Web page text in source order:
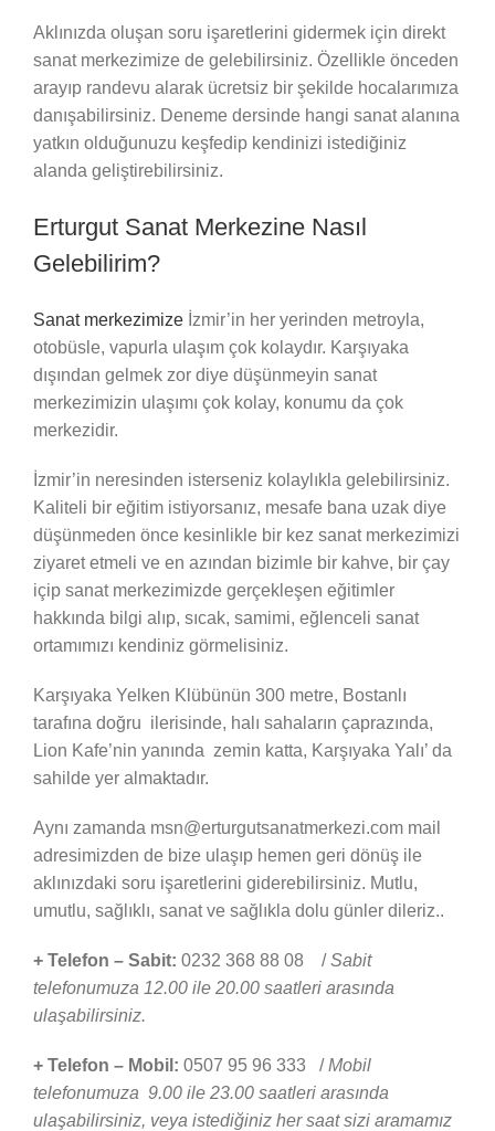
Aklınızda oluşan soru işaretlerini gidermek için direkt
sanat merkezimize de gelebilirsiniz. Özellikle önceden
arayıp randevu alarak ücretsiz bir şekilde hocalarımıza
danışabilirsiniz. Deneme dersinde hangi sanat alanına
yatkın olduğunuzu keşfedip kendinizi istediğiniz
alanda geliştirebilirsiniz.
Erturgut Sanat Merkezine Nasıl
Gelebilirim?
Sanat merkezimize İzmir’in her yerinden metroyla,
otobüsle, vapurla ulaşım çok kolaydır. Karşıyaka
dışından gelmek zor diye düşünmeyin sanat
merkezimizin ulaşımı çok kolay, konumu da çok
merkezidir.
İzmir’in neresinden isterseniz kolaylıkla gelebilirsiniz.
Kaliteli bir eğitim istiyorsanız, mesafe bana uzak diye
düşünmeden önce kesinlikle bir kez sanat merkezimizi
ziyaret etmeli ve en azından bizimle bir kahve, bir çay
içip sanat merkezimizde gerçekleşen eğitimler
hakkında bilgi alıp, sıcak, samimi, eğlenceli sanat
ortamımızı kendiniz görmelisiniz.
Karşıyaka Yelken Klübünün 300 metre, Bostanlı
tarafına doğru ilerisinde, halı sahaların çaprazında,
Lion Kafe’nin yanında zemin katta, Karşıyaka Yalı’ da
sahilde yer almaktadır.
Aynı zamanda msn@erturgutsanatmerkezi.com mail
adresimizden de bize ulaşıp hemen geri dönüş ile
aklınızdaki soru işaretlerini giderebilirsiniz. Mutlu,
umutlu, sağlıklı, sanat ve sağlıkla dolu günler dileriz..
+ Telefon – Sabit: 0232 368 88 08 /Sabit
telefonumuza 12.00 ile 20.00 saatleri arasında
ulaşabilirsiniz.
+ Telefon – Mobil: 0507 95 96 333 /Mobil
telefonumuza 9.00 ile 23.00 saatleri arasında
ulaşabilirsiniz, veya istediğiniz her saat sizi aramamız